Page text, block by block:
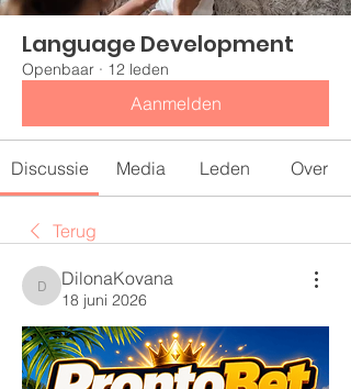
Language Development
Openbaar · 12 leden
Aanmelden
Discussie Media Leden Over
Terug
DilonaKovana
DilonaKovana
18 juni 2026